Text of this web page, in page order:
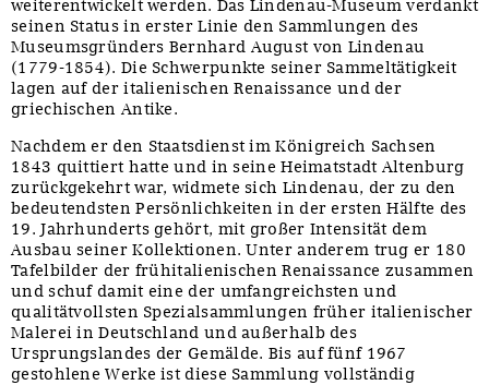
weiterentwickelt werden. Das Lindenau-Museum verdankt
seinen Status in erster Linie den Sammlungen des
Museumsgründers Bernhard August von Lindenau
(1779-1854). Die Schwerpunkte seiner Sammeltätigkeit
lagen auf der italienischen Renaissance und der
griechischen Antike.
Nachdem er den Staatsdienst im Königreich Sachsen
1843 quittiert hatte und in seine Heimatstadt Altenburg
zurückgekehrt war, widmete sich Lindenau, der zu den
bedeutendsten Persönlichkeiten in der ersten Hälfte des
19. Jahrhunderts gehört, mit großer Intensität dem
Ausbau seiner Kollektionen. Unter anderem trug er 180
Tafelbilder der frühitalienischen Renaissance zusammen
und schuf damit eine der umfangreichsten und
qualitätvollsten Spezialsammlungen früher italienischer
Malerei in Deutschland und außerhalb des
Ursprungslandes der Gemälde. Bis auf fünf 1967
gestohlene Werke ist diese Sammlung vollständig